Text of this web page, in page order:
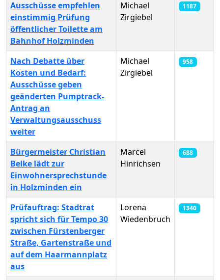
Ausschüsse empfehlen
einstimmig Prüfung
öffentlicher Toilette am
Bahnhof Holzminden
Michael
Zirgiebel
1187
Nach Debatte über
Kosten und Bedarf:
Ausschüsse geben
geänderten Pumptrack-
Antrag an
Verwaltungsausschuss
weiter
Michael
Zirgiebel
958
Bürgermeister Christian
Belke lädt zur
Einwohnersprechstunde
in Holzminden ein
Marcel
Hinrichsen
688
Prüfauftrag: Stadtrat
spricht sich für Tempo 30
zwischen Fürstenberger
Straße, Gartenstraße und
auf dem Haarmannplatz
aus
Lorena
Wiedenbruch
1340